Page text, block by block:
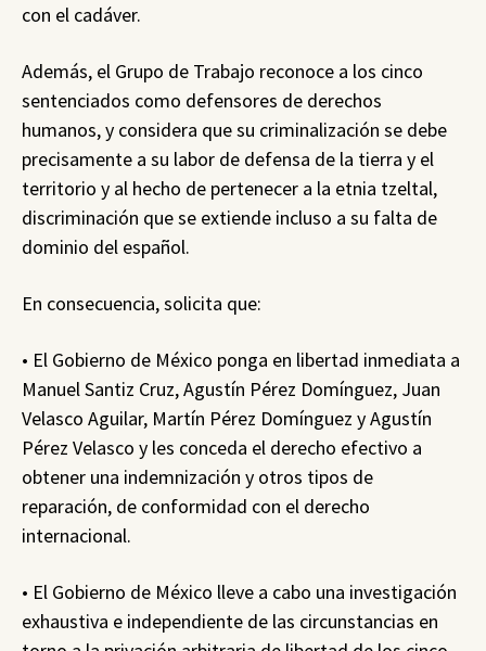
con el cadáver.
Además, el Grupo de Trabajo reconoce a los cinco
sentenciados como defensores de derechos
humanos, y considera que su criminalización se debe
precisamente a su labor de defensa de la tierra y el
territorio y al hecho de pertenecer a la etnia tzeltal,
discriminación que se extiende incluso a su falta de
dominio del español.
En consecuencia, solicita que:
• El Gobierno de México ponga en libertad inmediata a
Manuel Santiz Cruz, Agustín Pérez Domínguez, Juan
Velasco Aguilar, Martín Pérez Domínguez y Agustín
Pérez Velasco y les conceda el derecho efectivo a
obtener una indemnización y otros tipos de
reparación, de conformidad con el derecho
internacional.
• El Gobierno de México lleve a cabo una investigación
exhaustiva e independiente de las circunstancias en